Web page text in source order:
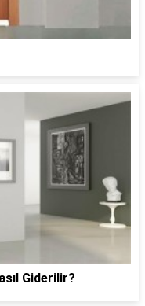
Giderilir?